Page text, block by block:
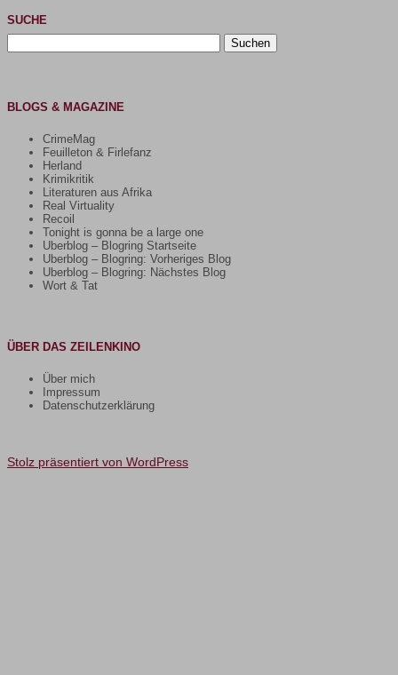
SUCHE
Suchen
nach:
BLOGS & MAGAZINE
CrimeMag
Feuilleton & Firlefanz
Herland
Krimikritik
Literaturen aus Afrika
Real Virtuality
Recoil
Tonight is gonna be a large one
Uberblog – Blogring Startseite
Uberblog – Blogring: Vorheriges Blog
Uberblog – Blogring: Nächstes Blog
Wort & Tat
ÜBER DAS ZEILENKINO
Über mich
Impressum
Datenschutzerklärung
Stolz präsentiert von WordPress